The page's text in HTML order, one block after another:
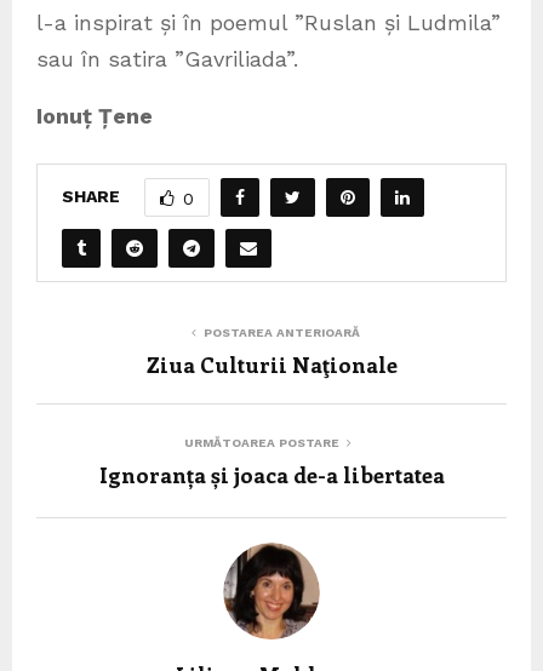
l-a inspirat și în poemul ”Ruslan și Ludmila”
sau în satira ”Gavriliada”.
Ionuț Țene
SHARE 0
POSTAREA ANTERIOARĂ
Ziua Culturii Naţionale
URMĂTOAREA POSTARE
Ignoranța și joaca de-a libertatea